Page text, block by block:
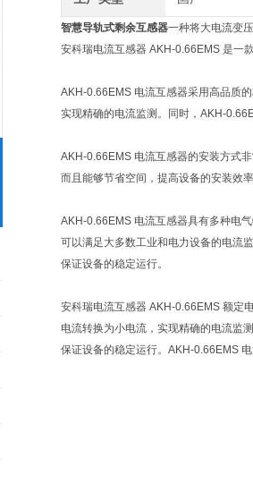
智慧导轨式剩余互感器一种将大电流变
安科瑞电流互感器 AKH-0.66EMS 是一
AKH-0.66EMS 电流互感器采用高品质
实现精确的电流监测。同时，AKH-
AKH-0.66EMS 电流互感器的安装方式
而且能够节省空间，提高设备的安装效
AKH-0.66EMS 电流互感器具有多种电
可以满足大多数工业和电力设备的电流
保证设备的稳定运行。
安科瑞电流互感器 AKH-0.66EMS 额定
电流转换为小电流，实现精确的电流监
保证设备的稳定运行。AKH-0.66EMS